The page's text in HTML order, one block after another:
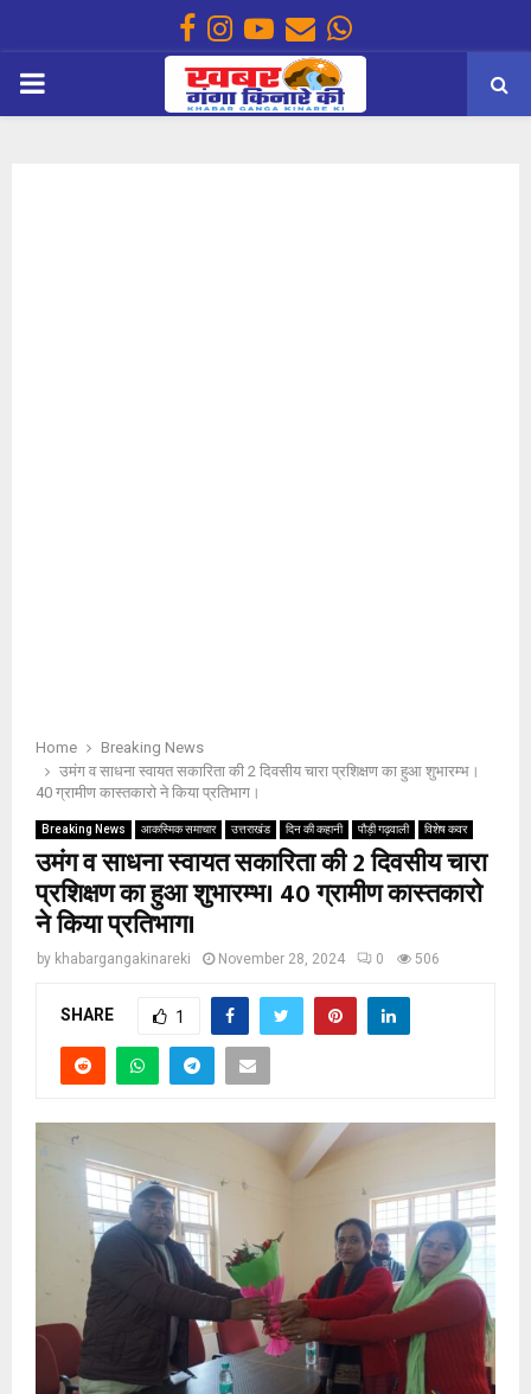
Facebook
Instagram
Youtube
EmailWhatsapp
PRIMARY
Home
Breaking News
उमंग व साधना स्वायत सकारिता की 2 दिवसीय चारा प्रशिक्षण का हुआ शुभारम्भ।
40 ग्रामीण कास्तकारो ने किया प्रतिभाग।
Breaking News आकस्मिक समाचार उत्तराखंड दिन की कहानी पौड़ी गढ़वाली विशेष कवर
उमंग व साधना स्वायत सकारिता की 2 दिवसीय चारा
प्रशिक्षण का हुआ शुभारम्भ। 40 ग्रामीण कास्तकारो
ने किया प्रतिभाग।
by khabargangakinareki November 28, 2024 0 506
SHARE 1